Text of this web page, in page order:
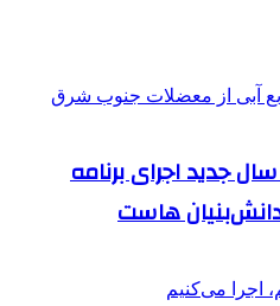
جدید اجرای برنامه
هاست